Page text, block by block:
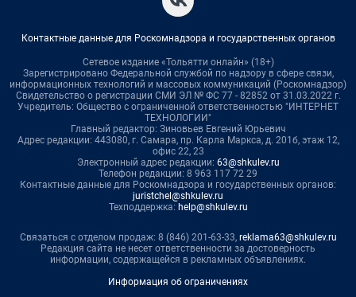
Контактные данные для Роскомнадзора и государственных органов
Сетевое издание «Тольятти онлайн» (18+)
Зарегистрировано Федеральной службой по надзору в сфере связи,
информационных технологий и массовых коммуникаций (Роскомнадзор)
Свидетельство о регистрации СМИ ЭЛ № ФС 77 - 82852 от 31.03.2022 г.
Учредитель: Общество с ограниченной ответственностью "ИНТЕРНЕТ
ТЕХНОЛОГИИ"
Главный редактор: Зиновьев Евгений Юрьевич
Адрес редакции: 443080, г. Самара, пр. Карла Маркса, д. 201б, этаж 12,
офис 22, 23
Электронный адрес редакции: 63@shkulev.ru
Телефон редакции: 8 963 117 72 29
Контактные данные для Роскомнадзора и государственных органов:
juristchel@shkulev.ru
Техподдержка: help@shkulev.ru
Связаться с отделом продаж: 8 (846) 201-63-33, reklama63@shkulev.ru
Редакция сайта не несет ответственности за достоверность
информации, содержащейся в рекламных объявлениях.
Информация об ограничениях